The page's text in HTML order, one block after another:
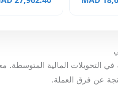
في التحويلات المالية
عن فرق العملة.